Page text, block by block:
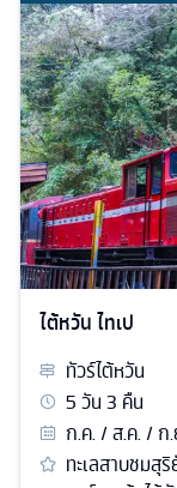
ไต้หวัน ไทเป
ทัวร์ไต้หวัน
5วัน3 คืน
ก.ค. / ส.ค. / ก
ทะเลสาบชมสุ